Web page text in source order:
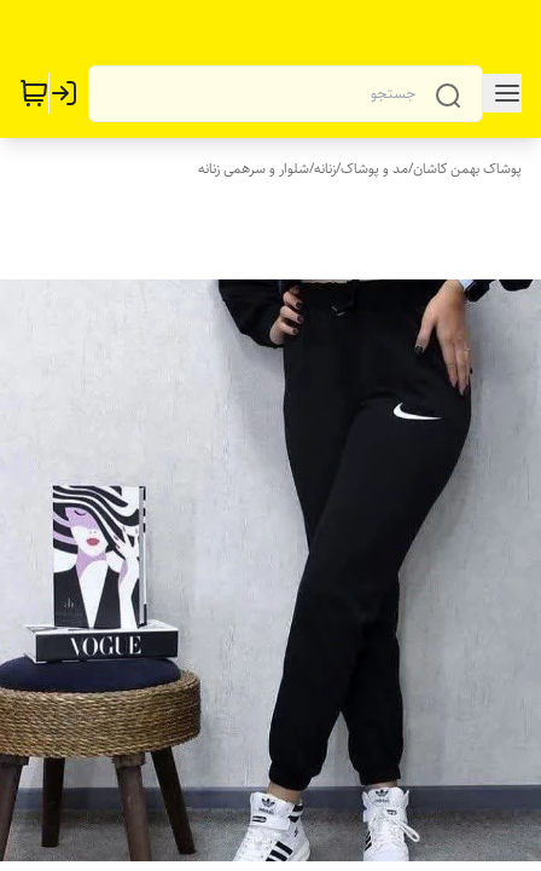
پوشاک بهمن کاشان/مد و پوشاک/زنانه/شلوار و سرهمی زنانه